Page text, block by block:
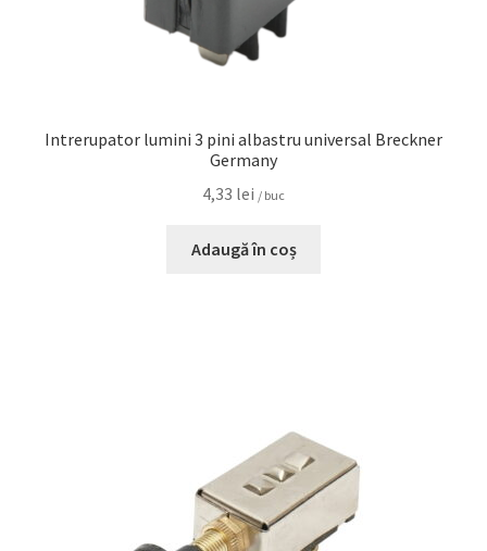
Intrerupator lumini 3 pini albastru universal Breckner
Germany
4,33 lei / buc
Adaugă în coș